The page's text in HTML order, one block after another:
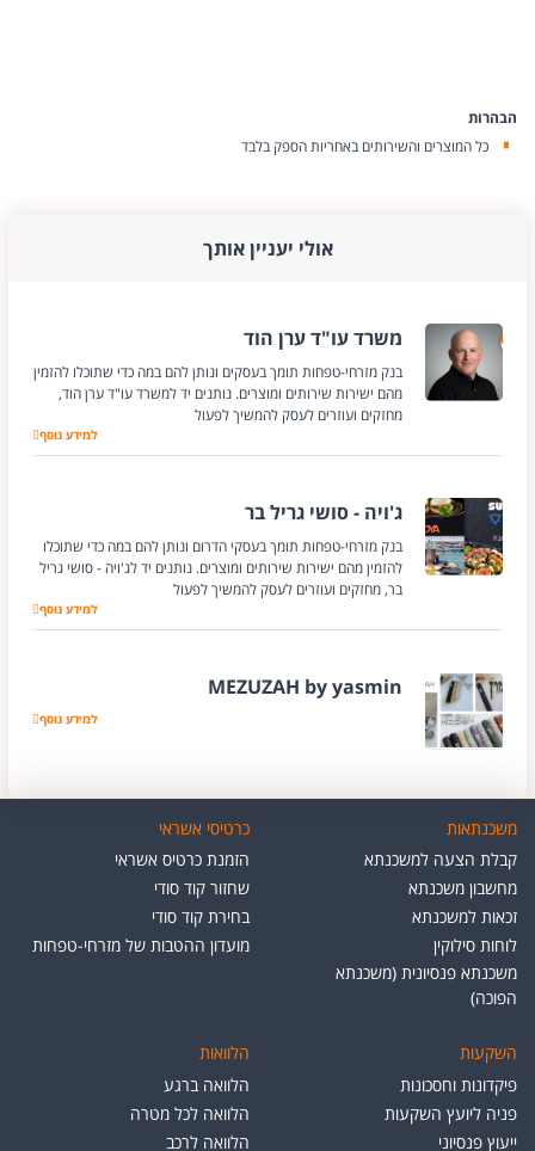
הבהרות
כל המוצרים והשירותים באחריות הספק בלבד
אולי יעניין אותך
משרד עו"ד ערן הוד
בנק מזרחי-טפחות תומך בעסקים ונותן להם במה כדי שתוכלו להזמין
מהם ישירות שירותים ומוצרים. נותנים יד למשרד עו"ד ערן הוד,
מחזקים ועוזרים לעסק להמשיך לפעול
משרד עו"ד ערן הוד
למידע נוסף
ג'ויה - סושי גריל בר
בנק מזרחי-טפחות תומך בעסקי הדרום ונותן להם במה כדי שתוכלו
להזמין מהם ישירות שירותים ומוצרים. נותנים יד לג'ויה - סושי גריל
בר, מחזקים ועוזרים לעסק להמשיך לפעול
ג'ויה - סושי גריל
למידע נוסף
MEZUZAH by yasmin
by yasmin
למידע נוסף
משכנתאות
קבלת הצעה למשכנתא
מחשבון משכנתא
זכאות למשכנתא
לוחות סילוקין
משכנתא פנסיונית (משכנתא
הפוכה)
כרטיסי אשראי
הזמנת כרטיס אשראי
שחזור קוד סודי
בחירת קוד סודי
מועדון ההטבות של מזרחי-טפחות
השקעות
פיקדונות וחסכונות
פניה ליועץ השקעות
ייעוץ פנסיוני
הלוואות
הלוואה ברגע
הלוואה לכל מטרה
הלוואה לרכב